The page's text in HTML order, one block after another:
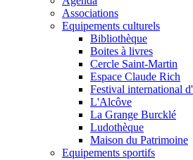
Associations
Equipements culturels
Bibliothèque
Boites à livres
Cercle Saint-Martin
Espace Claude Rich
Festival international
L'Alcôve
La Grange Burcklé
Ludothèque
Maison du Patrimoine
Equipements sportifs